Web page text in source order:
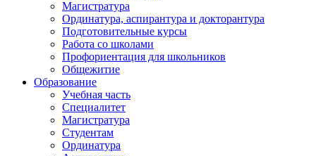
Магистратура
Ординатура, аспирантура и докторантура
Подготовительные курсы
Работа со школами
Профориентация для школьников
Общежитие
Образование
Учебная часть
Специалитет
Магистратура
Студентам
Ординатура